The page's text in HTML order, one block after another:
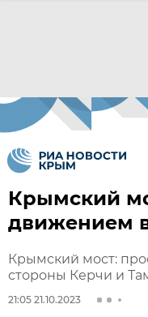
Крымский
движением
Крымский мост:
стороны Керчи и
21:05 21.10.2023